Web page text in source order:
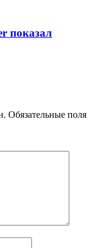
показал
Обязательные поля